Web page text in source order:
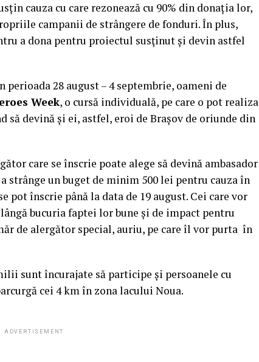
cauza cu care rezonează cu 90% din donația lor,
campanii de strângere de fonduri. În plus,
a dona pentru proiectul susţinut și devin astfel
28 august – 4 septembrie, oameni de
Week, o cursă individuală, pe care o pot realiza
să devină și ei, astfel, eroi de Brașov de oriunde din
care se înscrie poate alege să devină ambasador
strânge un buget de minim 500 lei pentru cauza în
pot înscrie până la data de 19 august. Cei care vor
bucuria faptei lor bune și de impact pentru
de alergător special, auriu, pe care îl vor purta în
sunt încurajate să participe și persoanele cu
cei 4 km în zona lacului Noua.
ADVERTISEMENT